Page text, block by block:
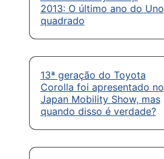
2013: O último ano do Uno
quadrado
13ª geração do Toyota
Corolla foi apresentado no
Japan Mobility Show, mas
quando disso é verdade?